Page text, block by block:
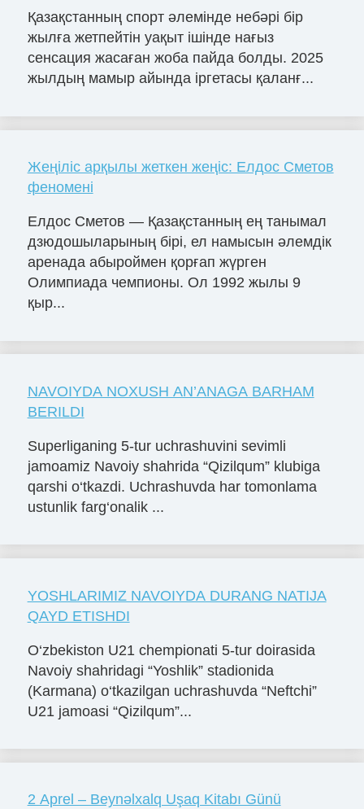
Қазақстанның спорт әлемінде небәрі бір
жылға жетпейтін уақыт ішінде нағыз
сенсация жасаған жоба пайда болды. 2025
жылдың мамыр айында іргетасы қаланғ...
Жеңіліс арқылы жеткен жеңіс: Елдос Сметов
феномені
Елдос Сметов — Қазақстанның ең танымал
дзюдошыларының бірі, ел намысын әлемдік
аренада абыроймен қорғап жүрген
Олимпиада чемпионы. Ол 1992 жылы 9
қыр...
NAVOIYDA NOXUSH AN’ANAGA BARHAM
BERILDI
Superliganing 5-tur uchrashuvini sevimli
jamoamiz Navoiy shahrida “Qizilqum” klubiga
qarshi o‘tkazdi. Uchrashuvda har tomonlama
ustunlik farg‘onalik ...
YOSHLARIMIZ NAVOIYDA DURANG NATIJA
QAYD ETISHDI
O‘zbekiston U21 chempionati 5-tur doirasida
Navoiy shahridagi “Yoshlik” stadionida
(Karmana) o‘tkazilgan uchrashuvda “Neftchi”
U21 jamoasi “Qizilqum”...
2 Aprel – Beynəlxalq Uşaq Kitabı Günü